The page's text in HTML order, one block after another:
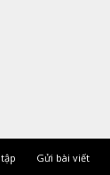
Gửi bài viết